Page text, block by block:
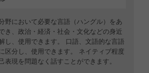
野において必要な言語（ハングル）をあ
き、政治・経済・社会・文化などの身近
し、使用できます。 口語、文語的な言語
区分し、使用できます。 ネイティブ程度
表現を問題なく話すことができます。